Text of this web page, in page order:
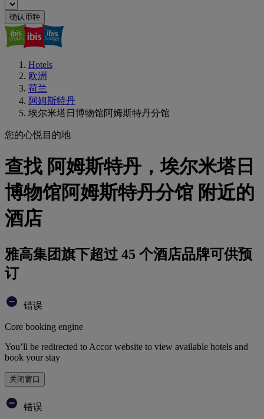
确认币种
Hotels
欧洲
荷兰
阿姆斯特丹
埃尔米塔日博物馆阿姆斯特丹分馆
您的心悦目的地
查找 阿姆斯特丹，埃尔米塔日
博物馆阿姆斯特丹分馆 附近的
酒店
雅高集团旗下超过 45 个酒店品牌可供预
订
错误
Core booking engine
You’ll be redirected to Accor website to view available hotels and
book your stay
关闭窗口
错误